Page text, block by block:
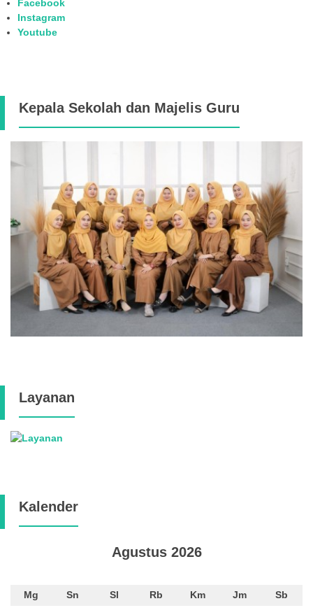
Facebook
Instagram
Youtube
Kepala Sekolah dan Majelis Guru
Layanan
Kalender
Agustus 2026
Mg Sn Sl Rb Km Jm Sb